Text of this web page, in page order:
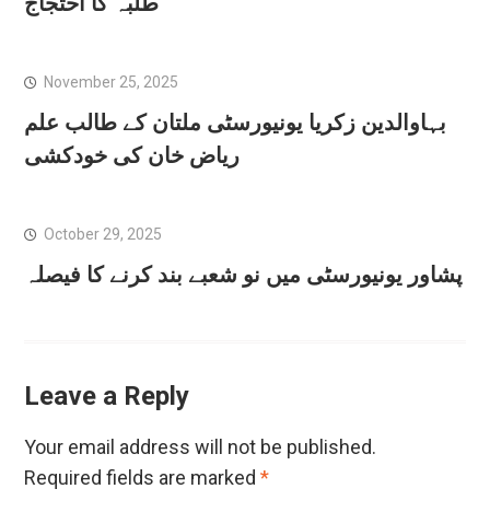
November 25, 2025
بہاوالدین زکریا یونیورسٹی ملتان کے طالب علم
ریاض خان کی خودکشی
October 29, 2025
پشاور یونیورسٹی میں نو شعبے بند کرنے کا فیصلہ
Leave a Reply
Your email address will not be published.
Required fields are marked *